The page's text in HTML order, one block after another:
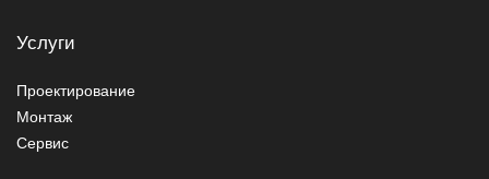
Услуги
Проектирование
Монтаж
Сервис